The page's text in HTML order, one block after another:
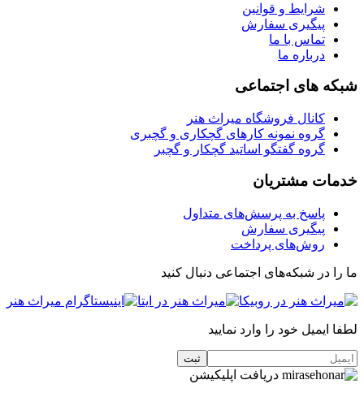
شرایط و قوانین
پیگیری سفارش
تماس با ما
درباره ما
شبکه های اجتماعی
کانال فروشگاه میراث هنر
گروه نمونه کارهای گچکاری و گچبری
گروه گفتگو اساتید گچکار و گچبر
خدمات مشتریان
پاسخ به پرسش‌های متداول
پیگیری سفارش
روش‌های پرداخت
ما را در شبکه‌های اجتماعی دنبال کنید
لطفا ایمیل خود را وارد نمایید
دریافت اپلیکیشن